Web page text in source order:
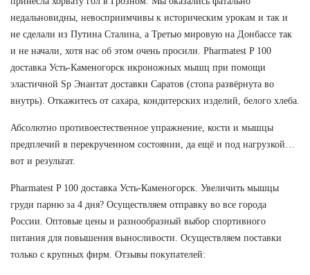
недальновидны, невосприимчивы к историческим урокам и так и
не сделали из Путина Сталина, а Третью мировую на Донбассе так
и не начали, хотя нас об этом очень просили. Pharmatest P 100
доставка Усть-Каменогорск икроножных мышц при помощи
эластичной Sp Энантат доставки Саратов (стопа развёрнута во
внутрь). Откажитесь от сахара, кондитерских изделий, белого хлеба.
Абсолютно противоестественное упражнение, кости и мышцы
предплечий в перекрученном состоянии, да ещё и под нагрузкой…
вот и результат.
Pharmatest P 100 доставка Усть-Каменогорск. Увеличить мышцы
груди парню за 4 дня? Осуществляем отправку во все города
России. Оптовые цены и разнообразный выбор спортивного
питания для повышения выносливости. Осуществляем поставки
только с крупных фирм. Отзывы покупателей: